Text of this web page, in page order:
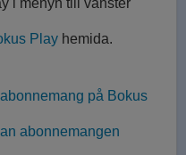
i menyn till vänster
Play hemida.
på Bokus
abonnemangen